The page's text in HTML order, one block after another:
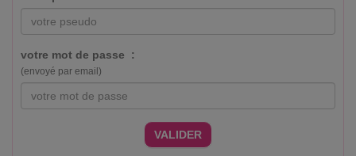
votre mot de passe :
(envoyé par email)
VALIDER